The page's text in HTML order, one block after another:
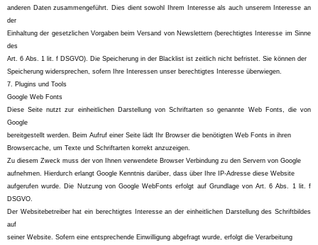
anderen Daten zusammengeführt. Dies dient sowohl Ihrem Interesse als auch unserem Interesse an
der
Einhaltung der gesetzlichen Vorgaben beim Versand von Newslettern (berechtigtes Interesse im Sinne
des
Art. 6 Abs. 1 lit. f DSGVO). Die Speicherung in der Blacklist ist zeitlich nicht befristet. Sie können der
Speicherung widersprechen, sofern Ihre Interessen unser berechtigtes Interesse überwiegen.
7. Plugins und Tools
Google Web Fonts
Diese Seite nutzt zur einheitlichen Darstellung von Schriftarten so genannte Web Fonts, die von
Google
bereitgestellt werden. Beim Aufruf einer Seite lädt Ihr Browser die benötigten Web Fonts in ihren
Browsercache, um Texte und Schriftarten korrekt anzuzeigen.
Zu diesem Zweck muss der von Ihnen verwendete Browser Verbindung zu den Servern von Google
aufnehmen. Hierdurch erlangt Google Kenntnis darüber, dass über Ihre IP-Adresse diese Website
aufgerufen wurde. Die Nutzung von Google WebFonts erfolgt auf Grundlage von Art. 6 Abs. 1 lit. f
DSGVO.
Der Websitebetreiber hat ein berechtigtes Interesse an der einheitlichen Darstellung des Schriftbildes
auf
seiner Website. Sofern eine entsprechende Einwilligung abgefragt wurde, erfolgt die Verarbeitung